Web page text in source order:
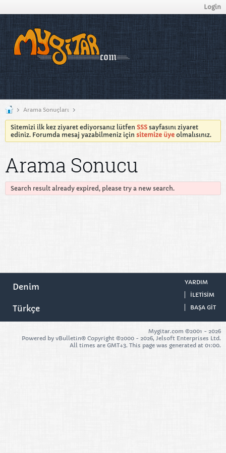
Login
Arama Sonuçları
Sitemizi ilk kez ziyaret ediyorsanız lütfen SSS sayfasını ziyaret
ediniz. Forumda mesaj yazabilmeniz için sitemize üye olmalısınız.
Arama Sonucu
Search result already expired, please try a new search.
Denim
Türkçe
YARDIM
ILETISIM
BAŞA GIT
Mygitar.com ©2001 - 2026
Powered by vBulletin® Copyright ©2000 - 2026, Jelsoft Enterprises Ltd.
All times are GMT+3. This page was generated at 01:00.